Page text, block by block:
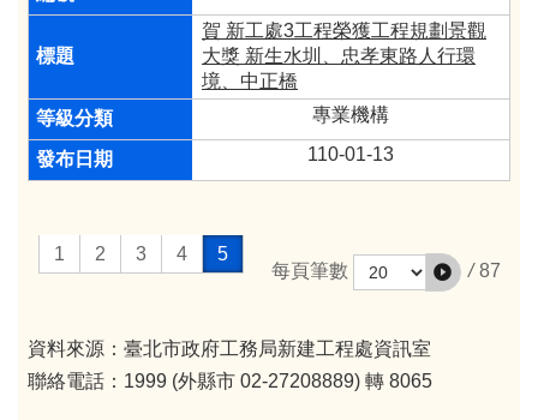
賀 新工處3工程榮獲工程規劃景觀
大獎 新生水圳、忠孝東路人行環
境、中正橋
專業機構
110-01-13
1 2 3 4
5
每頁筆數
/ 87
資料來源：臺北市政府工務局新建工程處資訊室
聯絡電話：1999 (外縣市 02-27208889) 轉 8065